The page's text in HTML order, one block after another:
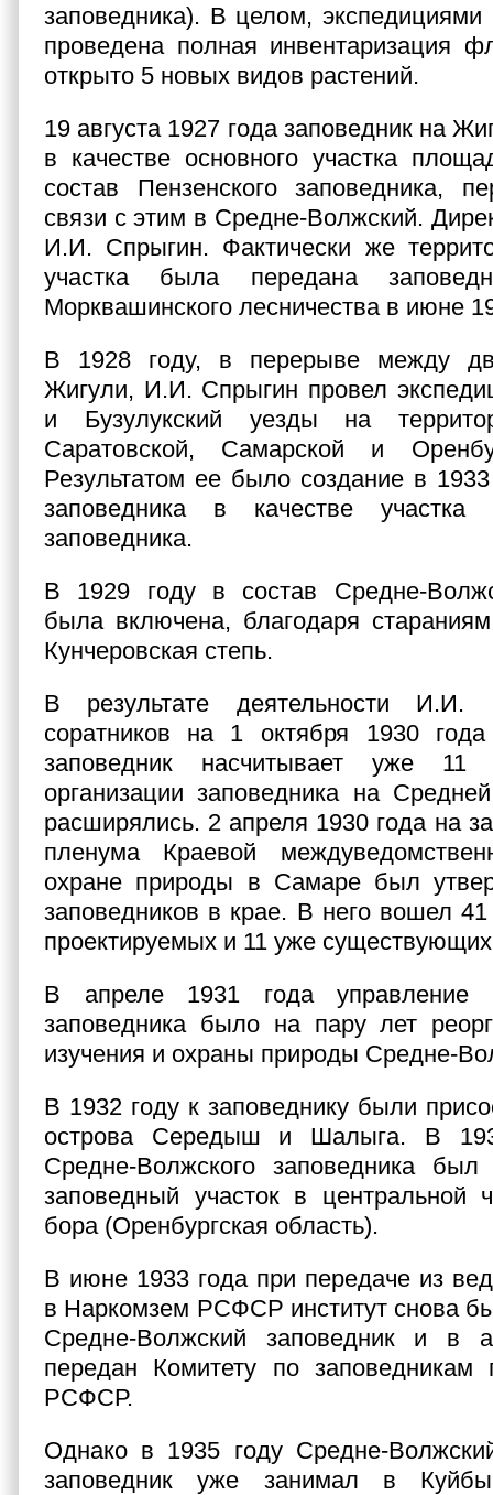
заповедника). В целом, экспедициями
проведена полная инвентаризация
открыто 5 новых видов растений.
19 августа 1927 года заповедник на
в качестве основного участка
состав Пензенского заповедника,
связи с этим в Средне-Волжский.
И.И. Спрыгин. Фактически же
участка была передана
Морквашинского лесничества в июне
В 1928 году, в перерыве между
Жигули, И.И. Спрыгин провел
и Бузулукский уезды на
Саратовской, Самарской и
Результатом ее было создание в 1933
заповедника в качестве участка
заповедника.
В 1929 году в состав Средне-
была включена, благодаря
Кунчеровская степь.
В результате деятельности
соратников на 1 октября 1930
заповедник насчитывает уже 11
организации заповедника на
расширялись. 2 апреля 1930 года на
пленума Краевой
охране природы в Самаре был
заповедников в крае. В него вошел 41
проектируемых и 11 уже
В апреле 1931 года управление
заповедника было на пару лет
изучения и охраны природы Средне-
В 1932 году к заповеднику были
острова Середыш и Шалыга. В
Средне-Волжского заповедника
заповедный участок в центральной
бора (Оренбургская область).
В июне 1933 года при передаче из
в Наркомзем РСФСР институт снова
Средне-Волжский заповедник и в
передан Комитету по
РСФСР.
Однако в 1935 году Средне-
заповедник уже занимал в